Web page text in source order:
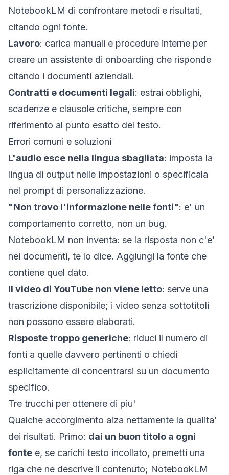
NotebookLM di confrontare metodi e risultati,
citando ogni fonte.
Lavoro: carica manuali e procedure interne per
creare un assistente di onboarding che risponde
citando i documenti aziendali.
Contratti e documenti legali: estrai obblighi,
scadenze e clausole critiche, sempre con
riferimento al punto esatto del testo.
Errori comuni e soluzioni
L'audio esce nella lingua sbagliata: imposta la
lingua di output nelle impostazioni o specificala
nel prompt di personalizzazione.
"Non trovo l'informazione nelle fonti": e' un
comportamento corretto, non un bug.
NotebookLM non inventa: se la risposta non c'e'
nei documenti, te lo dice. Aggiungi la fonte che
contiene quel dato.
Il video di YouTube non viene letto: serve una
trascrizione disponibile; i video senza sottotitoli
non possono essere elaborati.
Risposte troppo generiche: riduci il numero di
fonti a quelle davvero pertinenti o chiedi
esplicitamente di concentrarsi su un documento
specifico.
Tre trucchi per ottenere di piu'
Qualche accorgimento alza nettamente la qualita'
dei risultati. Primo: dai un buon titolo a ogni
fonte e, se carichi testo incollato, premetti una
riga che ne descrive il contenuto; NotebookLM